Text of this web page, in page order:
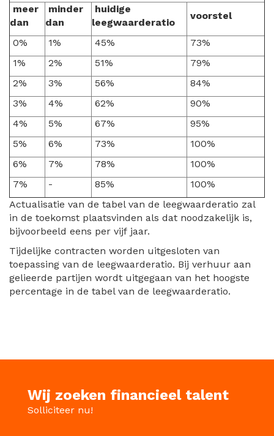
meer
dan
minder
dan
huidige
leegwaarderatio
voorstel
0% 1% 45%
73%
1%
2% 51%
79%
2%
3% 56%
84%
3%
4% 62%
90%
4%
5% 67%
95%
5%
6% 73%
100%
6%
7% 78%
100%
7%
- 85%
100%
Actualisatie van de tabel van de leegwaarderatio zal
in de toekomst plaatsvinden als dat noodzakelijk is,
bijvoorbeeld eens per vijf jaar.
Tijdelijke contracten worden uitgesloten van
toepassing van de leegwaarderatio. Bij verhuur aan
gelieerde partijen wordt uitgegaan van het hoogste
percentage in de tabel van de leegwaarderatio.
Wij zoeken financieel talent
Solliciteer nu!